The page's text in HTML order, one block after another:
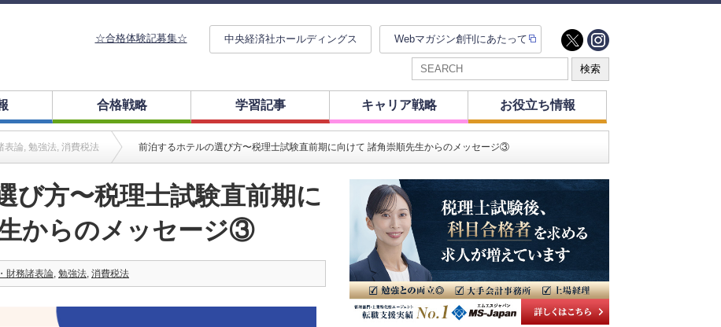
☆合格体験記募集☆ 中央経済社ホールディングス Webマガジン創刊にあたって
合格戦略 学習記事 キャリア戦略 お役立ち情報
表論, 勉強法, 消費税法 前泊するホテルの選び方〜税理士試験直前期に向けて 諸角崇順先生からのメッセージ③
び方〜税理士試験直前期に
からのメッセージ③
財務諸表論, 勉強法, 消費税法